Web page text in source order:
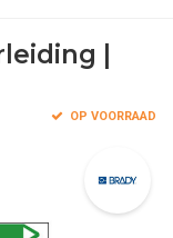
|
OP VOORRAAD